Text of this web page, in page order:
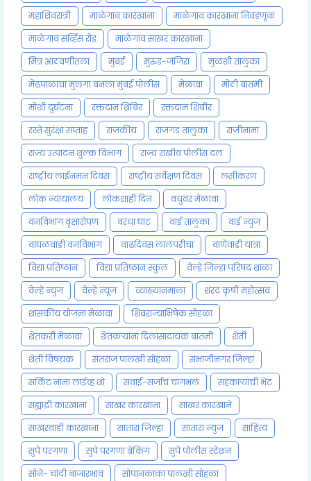
महाशिवरात्री
माळेगाव कारखाना
माळेगाव कारखाना निवडणूक
माळेगाव सर्व्हिस रोड
माळेगाव साखर कारखाना
मित्र आठवणीतला
मुंबई मुरुड-जंजिरा
मुळशी तालुका
मेंढपाळाचा मुलगा बनला मुंबई पोलीस
मेळावा
मोठी बातमी
मोशी दुर्घटना
रक्तदान शिबिर
रक्तदान शिबीर
रस्ते सुरक्षा सप्ताह
राजकीय राजगड तालुका
राजीनामा
राज्य उत्पादन शुल्क विभाग
राज्य राखीव पोलीस दल
राष्ट्रीय लाईनमन दिवस
राष्ट्रीय सर्वेक्षण दिवस
लसीकरण
लोक न्यायालय
लोकशाही दिन
वधुवर मेळावा
वनविभाग वृक्षारोपण
वरंधा घाट वाई तालुका
वाई न्युज
वाघळवाडी वनविभाग
वाढदिवस लालपरीचा
वाणेवाडी यात्रा
विद्या प्रतिष्ठान
विद्या प्रतिष्ठान स्कुल
वेल्हे जिल्हा परिषद शाळा
वेल्हे न्युज
वेल्हे न्यूज व्याख्यानमाला
शरद कृषी महोत्सव
शासकीय योजना मेळावा
शिवराज्याभिषेक सोहळा
शेतकरी मेळावा
शेतकऱ्यांना दिलासादायक बातमी
शेती
शेती विषयक
संतराज पालखी सोहळा
संभाजीनगर जिल्हा
सर्किट नाना लाईव्ह शो
सवाई-सर्जाचं चांगभलं
सहकाऱ्यांची भेट
सह्याद्री कारखाना
साखर कारखाना
साखर कारखाने
साखरवाडी कारखाना
सातारा जिल्हा सातारा न्युज
साहित्य
सुपे परगणा
सुपे परगणा ब्रेकिंग
सुपे पोलीस स्टेशन
सोने- चांदी बाजारभाव
सोपानकाका पालखी सोहळा